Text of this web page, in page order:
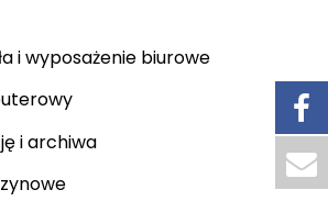
i wyposażenie biurowe
i archiwa